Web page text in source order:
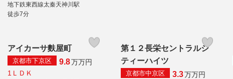
地下鉄東西線太秦天神川駅
徒歩7分
アイカーサ麩屋町
京都市下京区 9.8万万円
1ＬＤＫ
第１２長栄セントラルシ
ティーハイツ
京都市中京区 3.3万万円